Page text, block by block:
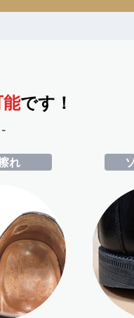
です！
-
れ